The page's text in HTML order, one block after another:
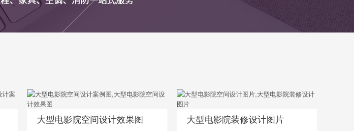
收藏 装修成这样要花多少钱？
大型电影院空间设计效果图 收藏 装修成这样要花多少钱？
大型电影院装修设计图片